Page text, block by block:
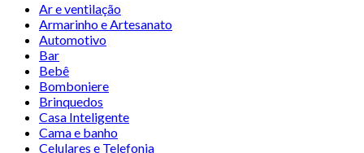
Ar e ventilação
Armarinho e Artesanato
Automotivo
Bar
Bebê
Bomboniere
Brinquedos
Casa Inteligente
Cama e banho
Celulares e Telefonia